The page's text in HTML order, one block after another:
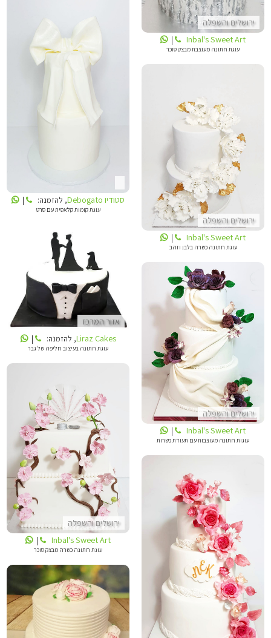
ירושלים והשפלה
Inbal's Sweet Art
|
עוגת חתונה מעוצבת מבצק סוכר
סטודיו DEBOGATO
סטודיו Debogato , להזמנה: |
עוגת קומות קלאסית עם סרט
ירושלים והשפלה
INBALS CAKE ART
Inbal's Sweet Art
|
עוגת חתונה כשרה בלבן וזהב
אזור המרכז
LIRAZ CAKES
Liraz Cakes, להזמנה: |
עוגת חתונה בעיצוב חליפה של גבר
ירושלים והשפלה
INBALS CAKE ART
Inbal's Sweet Art
|
עוגות חתונה מעוצבות עם תעודת כשרות
ירושלים והשפלה
INBALS CAKE ART
Inbal's Sweet Art
|
עוגת חתונה כשרה מבצק סוכר
INBALS CAKE ART
אפייה מאהבה